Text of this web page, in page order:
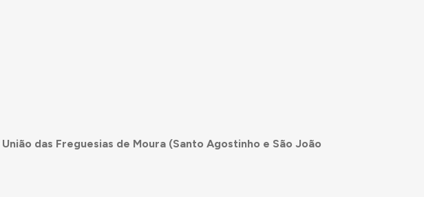
União das Freguesias de Moura (Santo Agostinho e São João